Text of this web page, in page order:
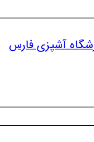
آشپزی فارس